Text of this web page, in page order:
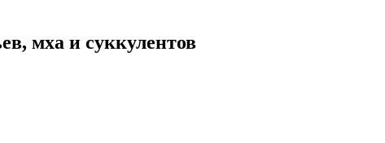
мха и суккулентов